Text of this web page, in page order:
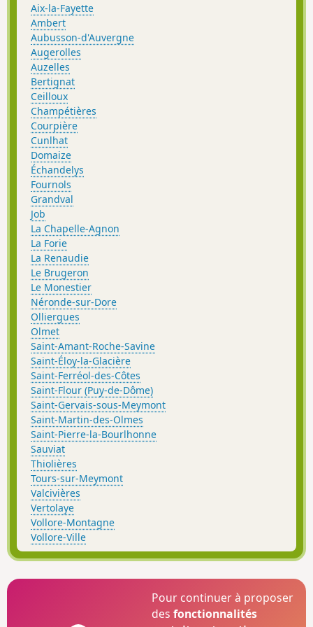
Aix-la-Fayette
Ambert
Aubusson-d'Auvergne
Augerolles
Auzelles
Bertignat
Ceilloux
Champétières
Courpière
Cunlhat
Domaize
Échandelys
Fournols
Grandval
Job
La Chapelle-Agnon
La Forie
La Renaudie
Le Brugeron
Le Monestier
Néronde-sur-Dore
Olliergues
Olmet
Saint-Amant-Roche-Savine
Saint-Éloy-la-Glacière
Saint-Ferréol-des-Côtes
Saint-Flour (Puy-de-Dôme)
Saint-Gervais-sous-Meymont
Saint-Martin-des-Olmes
Saint-Pierre-la-Bourlhonne
Sauviat
Thiolières
Tours-sur-Meymont
Valcivières
Vertolaye
Vollore-Montagne
Vollore-Ville
Pour continuer à proposer
desfonctionnalités